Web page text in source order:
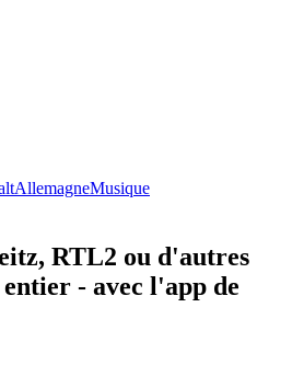
AllemagneMusique
RTL2 ou d'autres
- avec l'app de